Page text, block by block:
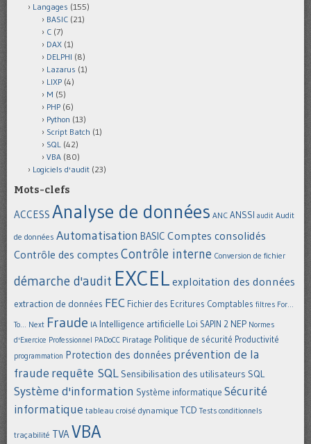
Langages (155)
BASIC (21)
C (7)
DAX (1)
DELPHI (8)
Lazarus (1)
LIXP (4)
M (5)
PHP (6)
Python (13)
Script Batch (1)
SQL (42)
VBA (80)
Logiciels d'audit (23)
Mots-clefs
ACCESS Analyse de données ANC ANSSI audit Audit
de données Automatisation BASIC Comptes consolidés
Contrôle des comptes Contrôle interne Conversion de fichier
démarche d'audit EXCEL exploitation des données
extraction de données FEC Fichier des Ecritures Comptables filtres For...
To... Next Fraude IA Intelligence artificielle Loi SAPIN 2 NEP Normes
d'Exercice Professionnel PADoCC Piratage Politique de sécurité Productivité
programmation Protection des données prévention de la
fraude requête SQL Sensibilisation des utilisateurs SQL
Système d'information Système informatique Sécurité
informatique tableau croisé dynamique TCD Tests conditionnels
traçabilité TVAVBA